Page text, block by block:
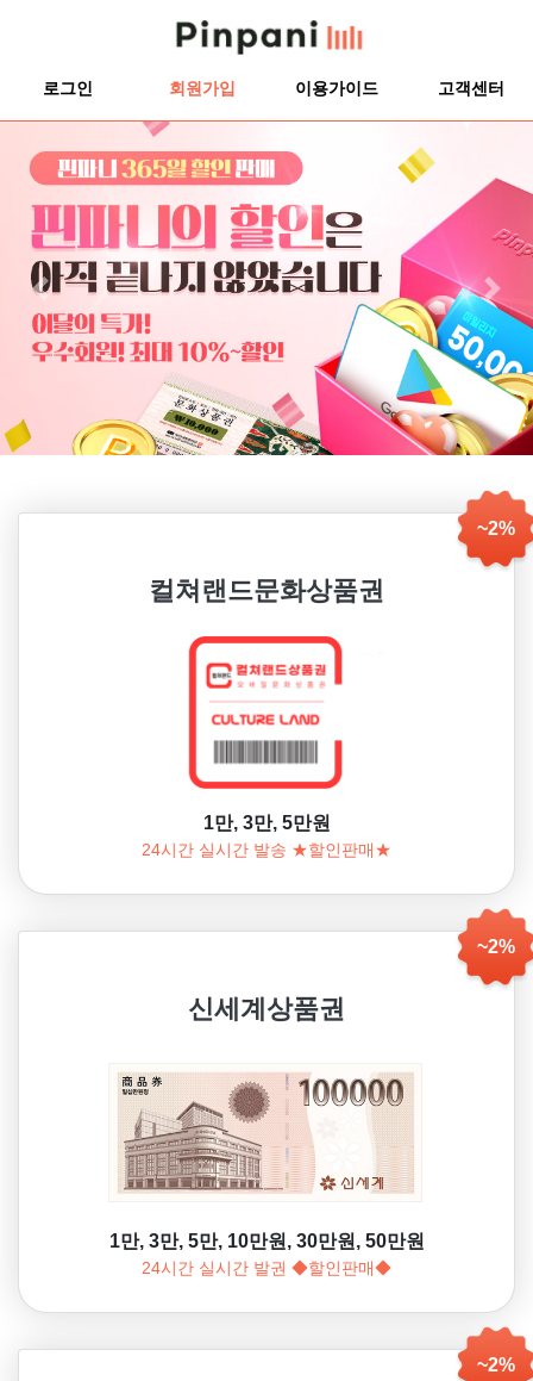
로그인 회원가입 이용가이드 고객센터
Previous Next
~2%
컬쳐랜드문화상품권
1만, 3만, 5만원
24시간 실시간 발송 ★할인판매★
~2%
신세계상품권
1만, 3만, 5만, 10만원, 30만원, 50만원
24시간 실시간 발권 ◆할인판매◆
~2%